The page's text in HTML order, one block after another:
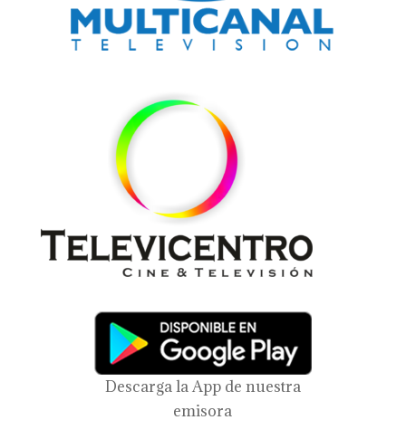
Descarga la App de nuestra
emisora